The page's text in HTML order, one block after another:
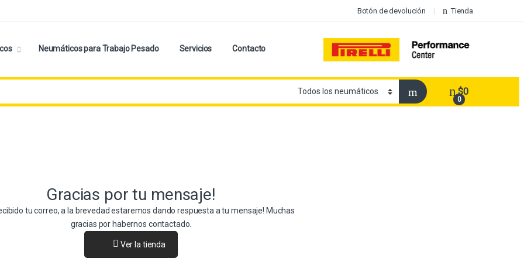
Botón de devolución Tienda
Neumáticos para Trabajo Pesado Servicios Contacto
0
$0
Gracias por tu mensaje!
tu correo, a la brevedad estaremos dando respuesta a tu mensaje! Muchas
gracias por habernos contactado.
Ver la tienda